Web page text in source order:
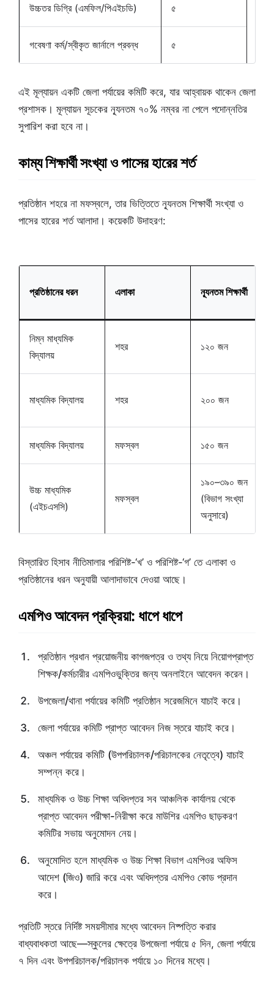
উচ্চতর ডিগ্রি (এমফিল/পিএইচডি) ৫
গবেষণা কর্ম/স্বীকৃত জার্নালে প্রবন্ধ ৫
এই মূল্যায়ন একটি জেলা পর্যায়ের কমিটি করে, যার আহ্বায়ক থাকেন জেলা
প্রশাসক। মূল্যায়ন সূচকের ন্যূনতম ৭০% নম্বর না পেলে পদোন্নতির
সুপারিশ করা হবে না।
কাম্য শিক্ষার্থী সংখ্যা ও পাসের হারের শর্ত
প্রতিষ্ঠান শহরে না মফস্বলে, তার ভিত্তিতে ন্যূনতম শিক্ষার্থী সংখ্যা ও
পাসের হারের শর্ত আলাদা। কয়েকটি উদাহরণ:
প্রতিষ্ঠানের ধরন এলাকা ন্যূনতম শিক্ষার্থী
নিম্ন মাধ্যমিক
বিদ্যালয়
শহর ১২০ জন
মাধ্যমিক বিদ্যালয় শহর ২০০ জন
মাধ্যমিক বিদ্যালয় মফস্বল ১৫০ জন
উচ্চ মাধ্যমিক
(এইচএসসি)
মফস্বল
১৯০–৩৯০ জন
(বিভাগ সংখ্যা
অনুসারে)
বিস্তারিত হিসাব নীতিমালার পরিশিষ্ট-‘খ’ ও পরিশিষ্ট-‘গ’ তে এলাকা ও
প্রতিষ্ঠানের ধরন অনুযায়ী আলাদাভাবে দেওয়া আছে।
এমপিও আবেদন প্রক্রিয়া: ধাপে ধাপে
প্রতিষ্ঠান প্রধান প্রয়োজনীয় কাগজপত্র ও তথ্য নিয়ে নিয়োগপ্রাপ্ত
শিক্ষক/কর্মচারীর এমপিওভুক্তির জন্য অনলাইনে আবেদন করেন।
উপজেলা/থানা পর্যায়ের কমিটি প্রতিষ্ঠান সরেজমিনে যাচাই করে।
জেলা পর্যায়ের কমিটি প্রাপ্ত আবেদন নিজ স্তরে যাচাই করে।
অঞ্চল পর্যায়ের কমিটি (উপপরিচালক/পরিচালকের নেতৃত্বে) যাচাই
সম্পন্ন করে।
মাধ্যমিক ও উচ্চ শিক্ষা অধিদপ্তর সব আঞ্চলিক কার্যালয় থেকে
প্রাপ্ত আবেদন পরীক্ষা-নিরীক্ষা করে মাউশির এমপিও ছাড়করণ
কমিটির সভায় অনুমোদন নেয়।
অনুমোদিত হলে মাধ্যমিক ও উচ্চ শিক্ষা বিভাগ এমপিওর অফিস
আদেশ (জিও) জারি করে এবং অধিদপ্তর এমপিও কোড প্রদান
করে।
প্রতিটি স্তরে নির্দিষ্ট সময়সীমার মধ্যে আবেদন নিষ্পত্তি করার
বাধ্যবাধকতা আছে—স্কুলের ক্ষেত্রে উপজেলা পর্যায়ে ৫ দিন, জেলা পর্যায়ে
৭ দিন এবং উপপরিচালক/পরিচালক পর্যায়ে ১০ দিনের মধ্যে।